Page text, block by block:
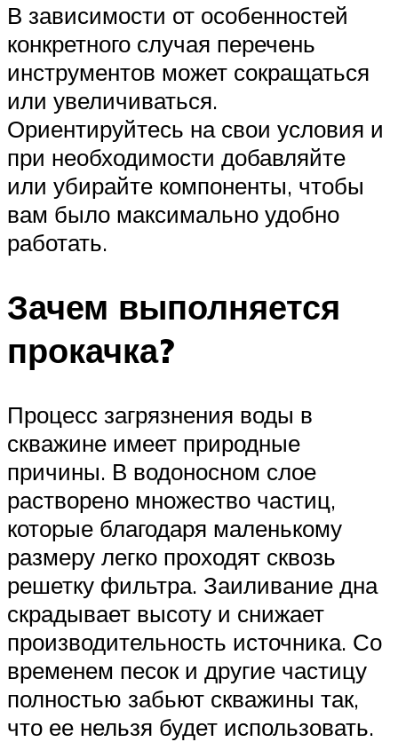
В зависимости от особенностей
конкретного случая перечень
инструментов может сокращаться
или увеличиваться.
Ориентируйтесь на свои условия и
при необходимости добавляйте
или убирайте компоненты, чтобы
вам было максимально удобно
работать.
Зачем выполняется
прокачка?
Процесс загрязнения воды в
скважине имеет природные
причины. В водоносном слое
растворено множество частиц,
которые благодаря маленькому
размеру легко проходят сквозь
решетку фильтра. Заиливание дна
скрадывает высоту и снижает
производительность источника. Со
временем песок и другие частицу
полностью забьют скважины так,
что ее нельзя будет использовать.